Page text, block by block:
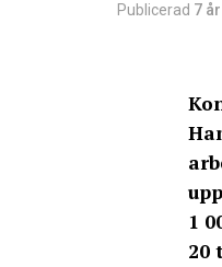
Publicerad 7
1
20